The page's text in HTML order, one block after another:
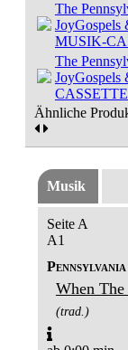
The
JoyGospels
MUSIK-
The
JoyGospels
CASSETTE
Ähnliche
Musik
Seite A
A1
When
(trad.)